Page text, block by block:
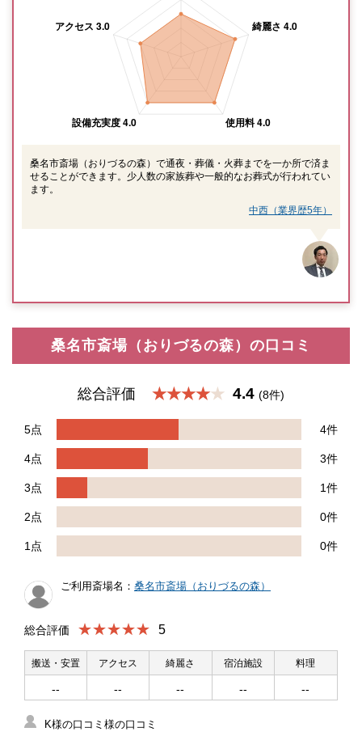
桑名市斎場（おりづるの森）で通夜・葬儀・火葬までを一か所で済ま
せることができます。少人数の家族葬や一般的なお葬式が行われてい
ます。
中西（業界歴5年）
桑名市斎場（おりづるの森）の口コミ
総合評価 ★★★★ 4.4 (8件)
5点 4件
4点 3件
3点 1件
2点 0件
1点 0件
ご利用斎場名： 桑名市斎場（おりづるの森）
総合評価 ★★★★★ 5
搬送・安置
--
アクセス
--
綺麗さ
--
宿泊施設
--
料理
--
K様の口コミ様の口コミ